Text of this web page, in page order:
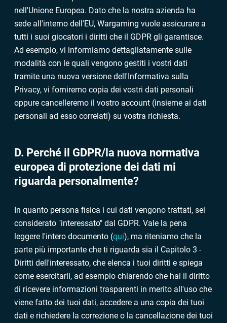
nell'Unione Europea. Dato che la nostra azienda ha
sede all'interno dell'EU, Wargaming vuole assicurare a
tutti i suoi giocatori i diritti che il GDPR gli garantisce.
Ad esempio, vi informiamo dettagliatamente sulle
modalità con le quali vengono gestiti i vostri dati
tramite una nuova versione dell'Informativa sulla
Privacy, vi forniremo copia dei vostri dati personali
oppure cancelleremo il vostro account (insieme ai dati
personali ad esso correlati) su vostra richiesta.
D. Perché il GDPR/la nuova normativa
europea di protezione dei dati mi
riguarda personalmente?
In quanto persona fisica i cui dati vengono trattati, sei
considerato "interessato" dal GDPR. Vale la pena
leggere l'intero documento (qui), ma riteniamo che la
parte più importante che ti riguarda sia il Capitolo 3 -
Diritti dell'interessato, che elenca i tuoi diritti e spiega
come esercitarli, ad esempio chiarendo che hai il diritto
di ricevere informazioni trasparenti in merito all'uso che
viene fatto dei tuoi dati, accedere a una copia dei tuoi
dati e richiedere la correzione o la cancellazione dei tuoi